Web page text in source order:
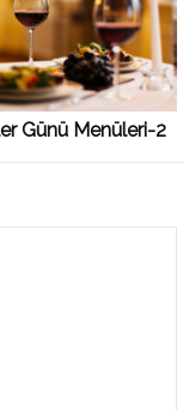
Günü Menüleri-2